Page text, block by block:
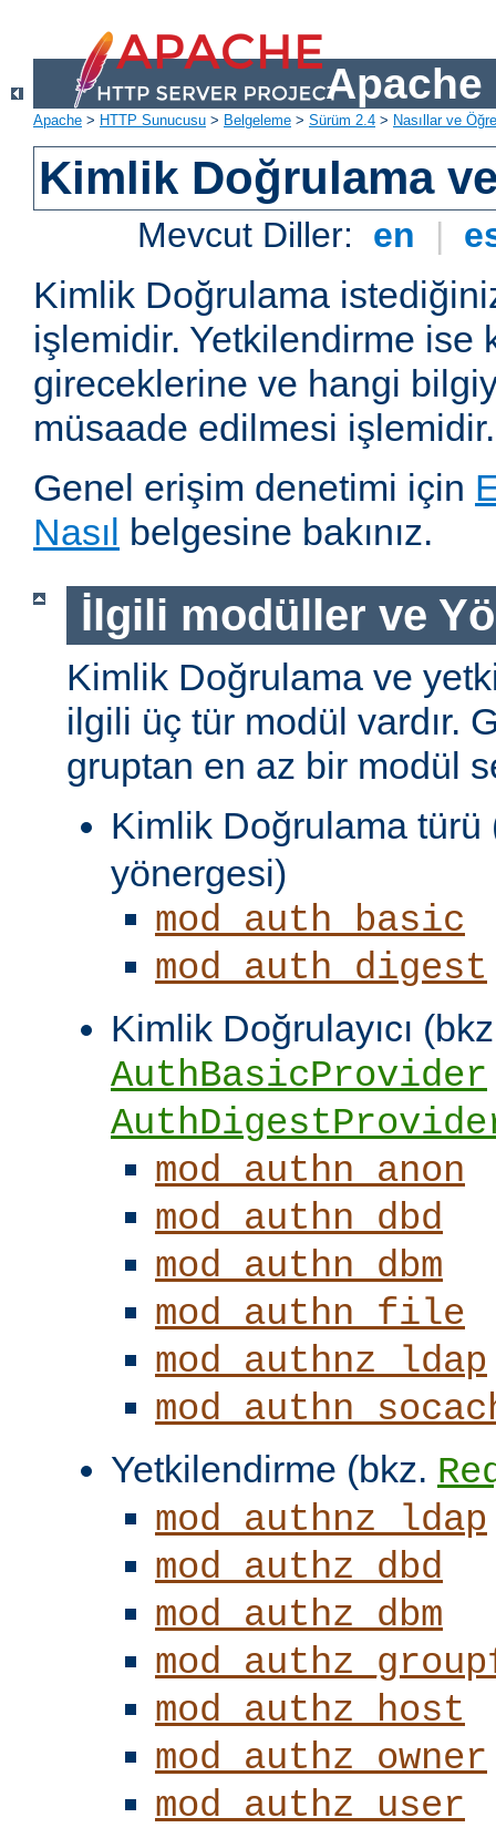
Apache
Apache > HTTP Sunucusu > Belgeleme > Sürüm 2.4 > Nasıllar ve
Kimlik Doğrulama
Mevcut Diller: en |
Kimlik Doğrulama
işlemidir. Yetkilendirme ise
gireceklerine ve hangi
müsaade edilmesi işlemidir.
Genel erişim denetimi için
Nasıl belgesine bakınız.
İlgili modüller ve
Kimlik Doğrulama ve
ilgili üç tür modül vardır.
gruptan en az bir modül
Kimlik Doğrulama
yönergesi)
mod_auth_basic
mod_auth_digest
Kimlik Doğrulayıcı
AuthBasicProvider
mod_authn_anon
mod_authn_dbd
mod_authn_dbm
mod_authn_file
mod_authnz_ldap
Yetkilendirme (bkz.
mod_authnz_ldap
mod_authz_dbd
mod_authz_dbm
mod_authz_host
mod_authz_owner
mod_authz_user